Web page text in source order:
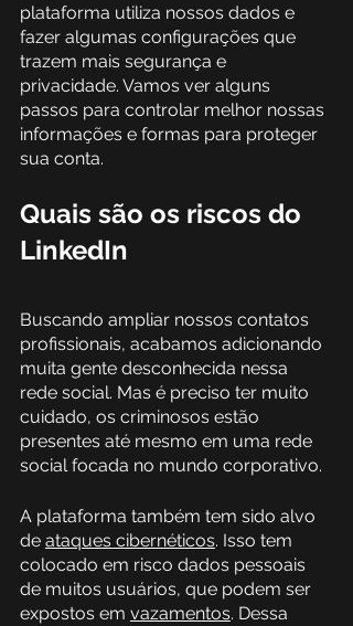
plataforma utiliza nossos dados e
fazer algumas configurações que
trazem mais segurança e
privacidade. Vamos ver alguns
passos para controlar melhor nossas
informações e formas para proteger
sua conta.
Quais são os riscos do
LinkedIn
Buscando ampliar nossos contatos
profissionais, acabamos adicionando
muita gente desconhecida nessa
rede social. Mas é preciso ter muito
cuidado, os criminosos estão
presentes até mesmo em uma rede
social focada no mundo corporativo.
A plataforma também tem sido alvo
de ataques cibernéticos. Isso tem
colocado em risco dados pessoais
de muitos usuários, que podem ser
expostos em vazamentos. Dessa